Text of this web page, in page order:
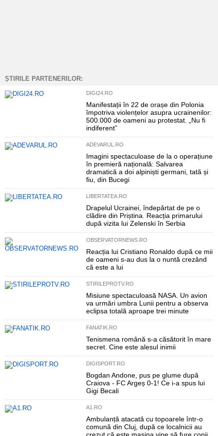
ȘTIRILE PARTENERILOR:
DIGI24.RO
Manifestații în 22 de orașe din Polonia
împotriva violențelor asupra ucrainenilor:
500.000 de oameni au protestat. „Nu fi
indiferent”
ADEVARUL.RO
Imagini spectaculoase de la o operațiune
în premieră națională: Salvarea
dramatică a doi alpiniști germani, tată și
fiu, din Bucegi
LIBERTATEA.RO
Drapelul Ucrainei, îndepărtat de pe o
clădire din Priștina. Reacția primarului
după vizita lui Zelenski în Serbia
OBSERVATORNEWS.RO
Reacția lui Cristiano Ronaldo după ce mii
de oameni s-au dus la o nuntă crezând
că este a lui
STIRILEPROTV.RO
Misiune spectaculoasă NASA. Un avion
va urmări umbra Lunii pentru a observa
eclipsa totală aproape trei minute
FANATIK.RO
Tenismena română s-a căsătorit în mare
secret. Cine este alesul inimii
DIGISPORT.RO
Bogdan Andone, pus pe glume după
Craiova - FC Argeș 0-1! Ce i-a spus lui
Gigi Becali
A1.RO
Ambulanță atacată cu topoarele într-o
comună din Cluj, după ce localnicii au